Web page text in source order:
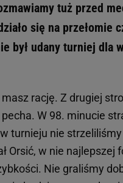
tuż przed
się na
był udany turniej
masz rację. Z drugiej
W 98. minucie
turnieju nie
Orsić, w nie najlepszej
Nie graliśmy